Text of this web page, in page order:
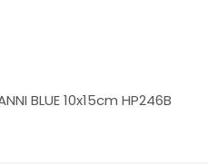
BLUE 10x15cm HP246B